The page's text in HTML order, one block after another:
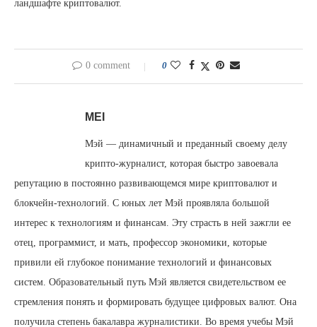
ландшафте криптовалют.
0 comment 0
MEI
Мэй — динамичный и преданный своему делу
крипто-журналист, которая быстро завоевала
репутацию в постоянно развивающемся мире криптовалют и
блокчейн-технологий. С юных лет Мэй проявляла большой
интерес к технологиям и финансам. Эту страсть в ней зажгли ее
отец, программист, и мать, профессор экономики, которые
привили ей глубокое понимание технологий и финансовых
систем. Образовательный путь Мэй является свидетельством ее
стремления понять и формировать будущее цифровых валют. Она
получила степень бакалавра журналистики. Во время учебы Мэй